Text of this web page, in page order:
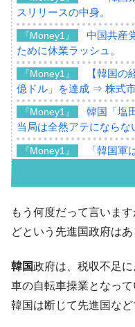
スリリースの中身。
『Money1』
中国共産
ために休業ラッシュ。
『Money1』
【韓国
億ドル」を達成 ⇒ 株式
『Money1』
韓国「塩
当局は全然アテになら
『Money1』
「韓国
『Money1』
韓国メデ
される可能性もあるので
『Money1』
韓国07月
『Money1』
韓国･猛
発令。李在明「猛暑・干
『Money1』
【日本市
もう何度だって言いま
どという先進国政府はあ
韓国政府は、税収不足
車の自転車操業となっ
韓国は断じて先進国など